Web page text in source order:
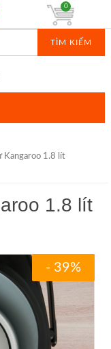
TÌM KIẾM
0
1.8 lít
1.8 lít
- 39%